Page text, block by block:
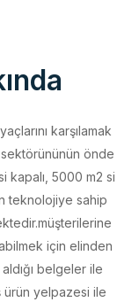
karşılamak
kapalı, 5000 m2 si
teknolojiye sahip
için elinden
belgeler ile
ürün yelpazesi ile
ile daima